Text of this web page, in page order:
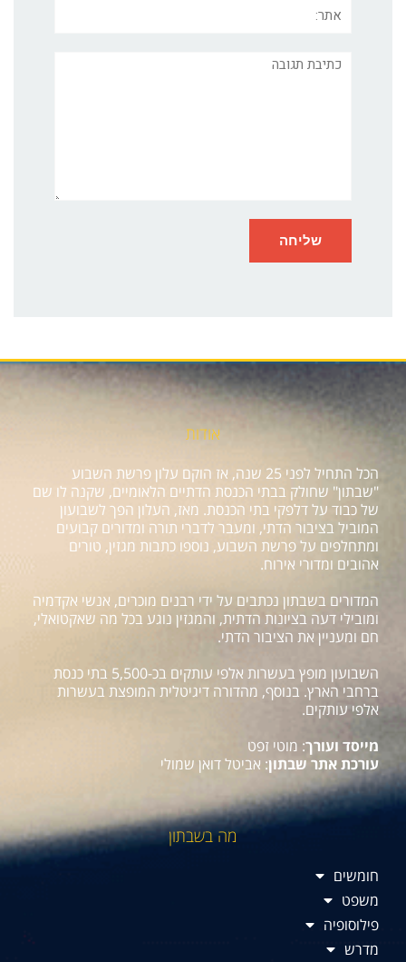
תגובה
אודות
הכל התחיל לפני 25 שנה, אז הוקם עלון פרשת השבוע
"שבתון" שחולק בבתי הכנסת הדתיים הלאומיים, שקנה לו שם
של כבוד על דלפקי בתי הכנסת. מאז, העלון הפך לשבועון
המוביל בציבור הדתי, ומעבר לדברי תורה ומדורים קבועים
ומתחלפים על פרשת השבוע, נוספו כתבות מגזין, טורים
אהובים ומדורי אירוח.
המדורים בשבתון נכתבים על ידי רבנים מוכרים, אנשי אקדמיה
ומובילי דעה בציונות הדתית, והמגזין נוגע בכל מה שאקטואלי,
חם ומעניין את הציבור הדתי.
השבועון מופץ בעשרות אלפי עותקים בכ-5,500 בתי כנסת
ברחבי הארץ. בנוסף, מהדורה דיגיטלית המופצת בעשרות
אלפי עותקים.
מייסד ועורך: מוטי זפט
עורכת אתר שבתון: אביטל דואן שמולי
מה בשבתון
חומשים
משפט
פילוסופיה
מדרש